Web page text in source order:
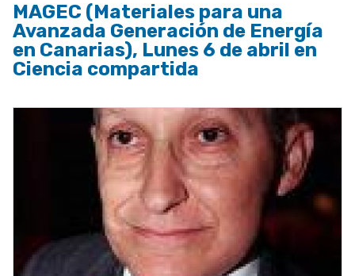
MAGEC (Materiales para una
Avanzada Generación de Energía
en Canarias), Lunes 6 de abril en
Ciencia compartida